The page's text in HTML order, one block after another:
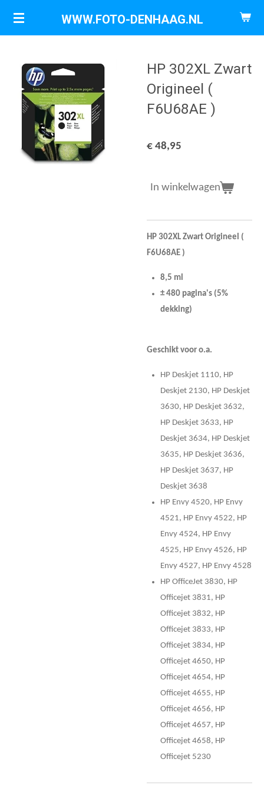
Ga
hoofdinhoud
WWW.FOTO-DENHAAG.NL
HP 302XL Zwart
Origineel (
F6U68AE )
€ 48,95
In winkelwagen
HP 302XL Zwart Origineel (
F6U68AE )
8,5 ml
± 480 pagina's (5%
dekking)
Geschikt voor o.a.
HP Deskjet 1110, HP
Deskjet 2130, HP Deskjet
3630, HP Deskjet 3632,
HP Deskjet 3633, HP
Deskjet 3634, HP Deskjet
3635, HP Deskjet 3636,
HP Deskjet 3637, HP
Deskjet 3638
HP Envy 4520, HP Envy
4521, HP Envy 4522, HP
Envy 4524, HP Envy
4525, HP Envy 4526, HP
Envy 4527, HP Envy 4528
HP OfficeJet 3830, HP
Officejet 3831, HP
Officejet 3832, HP
Officejet 3833, HP
Officejet 3834, HP
Officejet 4650, HP
Officejet 4654, HP
Officejet 4655, HP
Officejet 4656, HP
Officejet 4657, HP
Officejet 4658, HP
Officejet 5230